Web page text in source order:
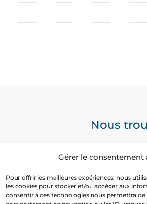
Gérer le consentement
Pour offrir les meilleures expériences, nous
les cookies pour stocker et/ou accéder aux
consentir à ces technologies nous permettra de
Nous